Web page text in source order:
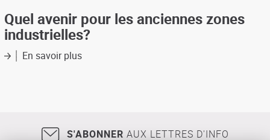
utiles.
Tome
I
le
de
l'aménagement
Quel avenir pour les anciennes zones
industrielles?
En savoir plussur
zones
S'ABONNER AUX LETTRES D'INFO